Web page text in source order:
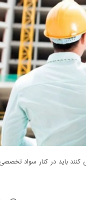
کنند باید در کنار سواد